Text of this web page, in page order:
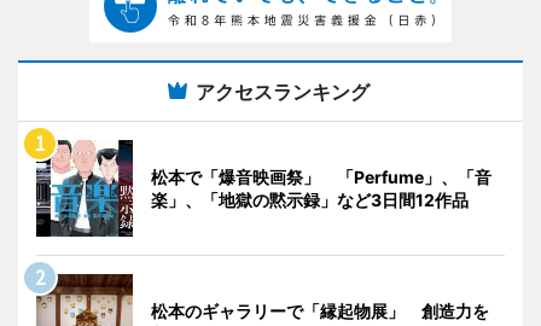
アクセスランキング
松本で「爆音映画祭」 「Perfume」、「音
楽」、「地獄の黙示録」など3日間12作品
松本のギャラリーで「縁起物展」 創造力を